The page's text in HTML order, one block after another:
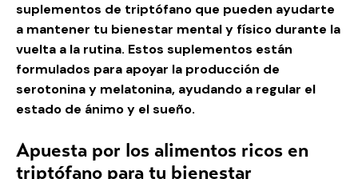
suplementos de triptófano que pueden ayudarte
a mantener tu bienestar mental y físico durante la
vuelta a la rutina. Estos suplementos están
formulados para apoyar la producción de
serotonina y melatonina, ayudando a regular el
estado de ánimo y el sueño.
Apuesta por los alimentos ricos en
triptófano para tu bienestar